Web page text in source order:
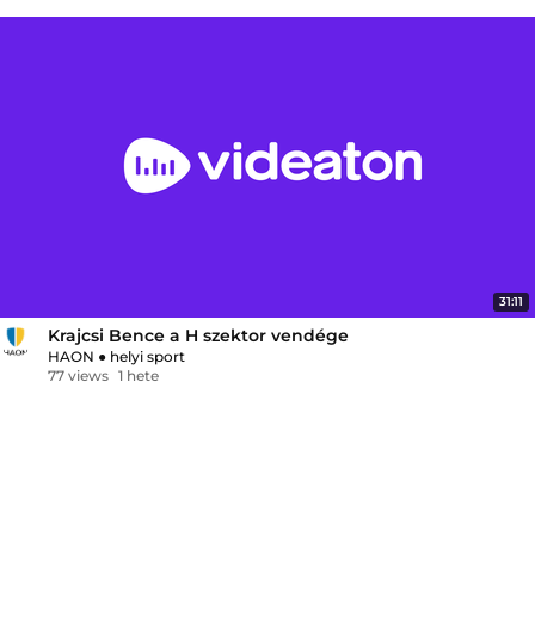
31:11
Krajcsi Bence a H szektor vendége
HAON ● helyi sport
77 views 1 hete